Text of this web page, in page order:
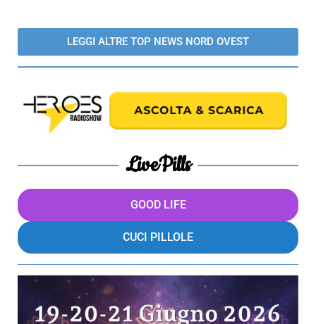
LEGGI ALTRE TOP NEWS NORD OVEST
LivePills
GOOD LIFE
CUCI PILLOLE